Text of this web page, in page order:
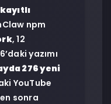
npm
, 12
yazımı
276 yeni
YouTube
sonra